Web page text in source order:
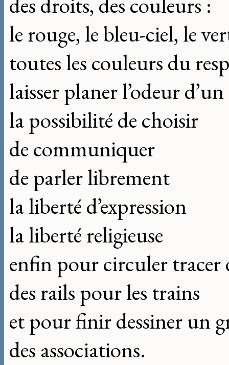
le rouge, le bleu-ciel, le
toutes les couleurs du
laisser planer l’odeur
la possibilité de choisir
de communiquer
de parler librement
la liberté d’expression
la liberté religieuse
enfin pour circuler tracer
des rails pour les trains
et pour finir dessiner un
des associations.